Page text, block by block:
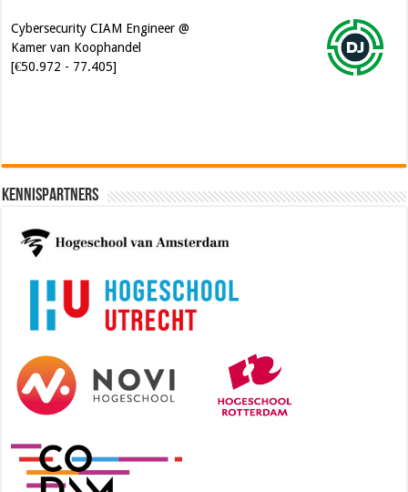
Software Architect @ Ilionx
[€60.000 - 90.000]
Kennispartners